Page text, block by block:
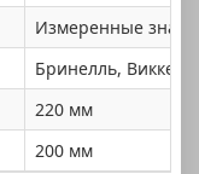
Измеренные
Бринелль,
220 мм
200 мм